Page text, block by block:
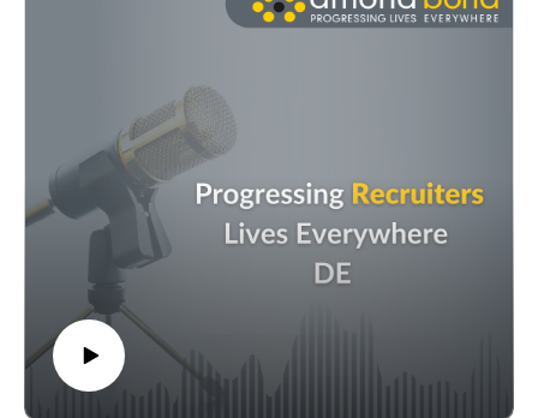
Wir möchten euch zeigen, wie und warum die Entscheidung,
In Folge 2 unseres deutschsprachigen Progressing Recruiters
Lives Everywhere-Podcasts sprechen unsere Recruiting-
Profis Pierluigi Gaeta und Jana Strobl über ihren Alltag bei
Amoria Bond.
Diese Folge ist genau das Richtige für alle, die sich für eine
Karriere im Recruiting interessieren und wissen wollen, wie
ein typischer Tag bei einem Personalberater aussieht: Von den
Aufgaben, die jeden Tag anfallen, über die besonderen, nicht
so alltäglichen Dinge bis hin zu den Vorteilen, die sie